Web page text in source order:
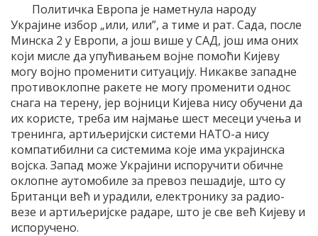
Политичка Европа је наметнула народу
Украјине избор „или, или”, а тиме и рат. Сада, после
Минска 2 у Европи, а још више у САД, још има оних
који мисле да упућивањем војне помоћи Кијеву
могу војно променити ситуацију. Никакве западне
противоклопне ракете не могу променити однос
снага на терену, јер војници Кијева нису обучени да
их користе, треба им најмање шест месеци учења и
тренинга, артиљеријски системи НАТО-а нису
компатибилни са системима које има украјинска
војска. Запад може Украјини испоручити обичне
оклопне аутомобиле за превоз пешадије, што су
Британци већ и урадили, електронику за радио-
везе и артиљеријске радаре, што је све већ Кијеву и
испоручено.